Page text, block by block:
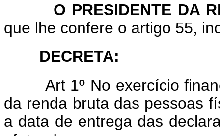
O PRESIDENTE DA
que lhe confere o artigo 55,
DECRETA:
Art 1º No exercício
da renda bruta das pessoas
a data de entrega das